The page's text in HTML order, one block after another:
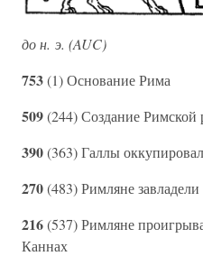
до н. э. (AUC)
753(1) Основание Рима
509(244) Создание Римской
390(363) Галлы
270(483) Римляне
216(537) Римляне
Каннах